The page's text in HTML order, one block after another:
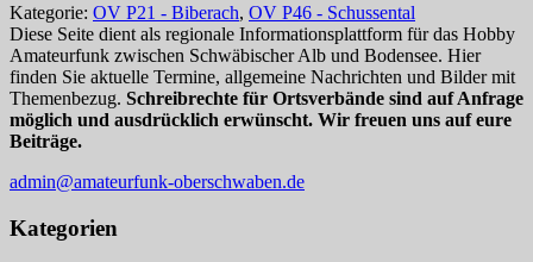
Kategorie: OV P21 - Biberach, OV P46 - Schussental
Diese Seite dient als regionale Informationsplattform für das Hobby
Amateurfunk zwischen Schwäbischer Alb und Bodensee. Hier
finden Sie aktuelle Termine, allgemeine Nachrichten und Bilder mit
Themenbezug. Schreibrechte für Ortsverbände sind auf Anfrage
möglich und ausdrücklich erwünscht. Wir freuen uns auf eure
Beiträge.
admin@amateurfunk-oberschwaben.de
Kategorien